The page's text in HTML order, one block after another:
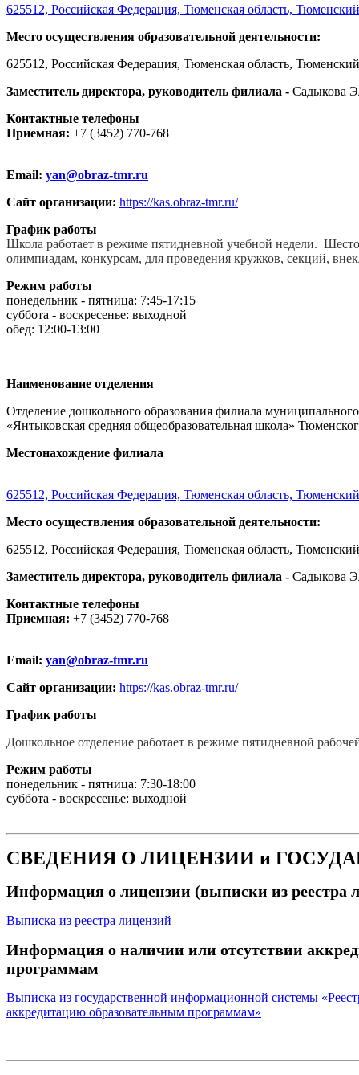
625512, Российская Федерация, Тюменская область,
Место осуществления образовательной деятельности:
625512, Российская Федерация, Тюменская область,
Заместитель директора, руководитель филиала - Садыкова
Контактные телефоны
Приемная: +7 (3452) 770-768
Email: yan@obraz-tmr.ru
Сайт организации: https://kas.obraz-tmr.ru/
График работы
Школа работает в режиме пятидневной учебной недели.
олимпиадам, конкурсам, для проведения кружков, секций,
Режим работы
понедельник - пятница: 7:45-17:15
суббота - воскресенье: выходной
обед: 12:00-13:00
Наименование отделения
Отделение дошкольного образования филиала
«Янтыковская средняя общеобразовательная школа»
Местонахождение филиала
625512, Российская Федерация, Тюменская область,
Место осуществления образовательной деятельности:
625512, Российская Федерация, Тюменская область,
Заместитель директора, руководитель филиала - Садыкова
Контактные телефоны
Приемная: +7 (3452) 770-768
Email: yan@obraz-tmr.ru
Сайт организации: https://kas.obraz-tmr.ru/
График работы
Дошкольное отделение работает в режиме пятидневной
Режим работы
понедельник - пятница: 7:30-18:00
суббота - воскресенье: выходной
СВЕДЕНИЯ О ЛИЦЕНЗИИ и
Информация о лицензии (выписки из реестра
Выписка из реестра лицензий
Информация о наличии или отсутствии
программам
Выписка из государственной информационной системы
аккредитацию образовательным программам»